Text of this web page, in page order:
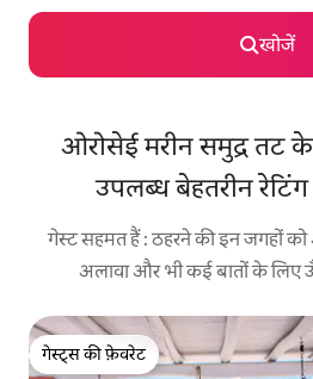
खोजें
ओरोसेई मरीन समुद्र तट
उपलब्ध बेहतरीन
गेस्ट सहमत हैं : ठहरने की इन जगहों
अलावा और भी कई बातों के लिए
गेस्ट्स की फ़ेवरेट
गेस्ट्स की फ़ेवरेट